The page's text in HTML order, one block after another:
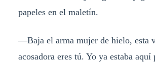
papeles en el maletín.
—Baja el arma mujer de hielo, esta
acosadora eres tú. Yo ya estaba aquí